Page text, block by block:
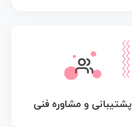
پشتیبانی و مشاوره فنی